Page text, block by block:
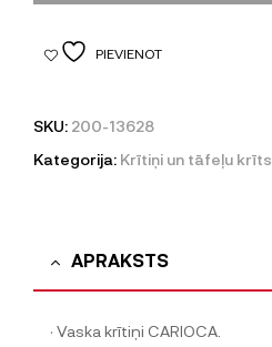
PIEVIENOT
SKU: 200-13628
Kategorija: Krītiņi un tāfeļu krīts
APRAKSTS
· Vaska krītiņi CARIOCA.